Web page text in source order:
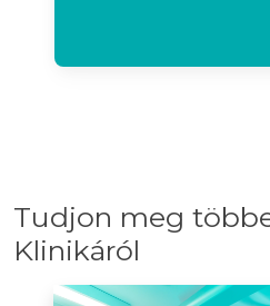
Tudjon meg
Klinikáról